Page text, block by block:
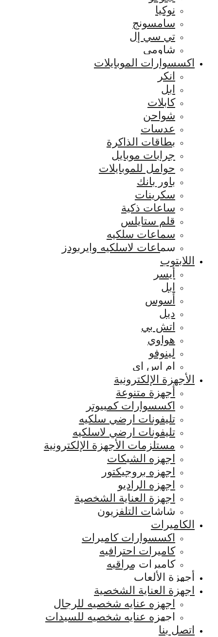
نوكيا
سامسونج
تي سي إل
شاومي
اكسسوارات الموبايلات
انكر
ابل
كابلات
شواحن
عدسات
بطاقات الذاكرة
جرابات موبايل
حوامل للموبايلات
باور بانك
سكرينات
ساعات ذكية
قلم ستايلس
سماعات سلكيه
سماعات لاسلكيه وايربودز
اللابتوب
أيسر
ابل
أسوس
ديل
اتش بي
هواوي
لينوفو
ام اس اي
الأجهزة الإلكترونية
أجهزة متنوعة
اكسسوارات كمبيوتر
تليفونات ارضي سلكيه
تليفونات ارضي لاسلكيه
مستلزمات الأجهزة الإلكترونية
اجهزه الشبكات
اجهزه بروجيكتور
اجهزه الراديو
اجهزة العناية الشخصية
شاشات التلفزيون
الكاميرات
اكسسوارات كاميرات
كاميرات احترافيه
كاميرات مراقبه
أجهزة الألعاب
اجهزة العناية الشخصية
اجهزه عنايه شخصيه للرجال
اجهزه عنايه شخصيه للسيدات
اتصل بنا